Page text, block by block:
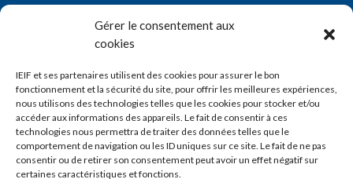
Gérer le consentement aux
cookies
IEIF et ses partenaires utilisent des cookies pour assurer le bon
fonctionnement et la sécurité du site, pour offrir les meilleures expériences,
nous utilisons des technologies telles que les cookies pour stocker et/ou
accéder aux informations des appareils. Le fait de consentir à ces
technologies nous permettra de traiter des données telles que le
comportement de navigation ou les ID uniques sur ce site. Le fait de ne pas
consentir ou de retirer son consentement peut avoir un effet négatif sur
certaines caractéristiques et fonctions.
Prénom
E-mail*